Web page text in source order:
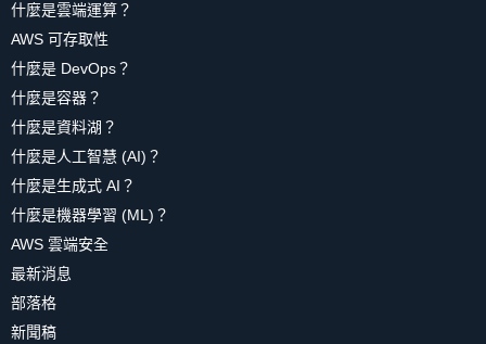
什麼是雲端運算？
AWS 可存取性
什麼是 DevOps？
什麼是容器？
什麼是資料湖？
什麼是人工智慧 (AI)？
什麼是生成式 AI？
什麼是機器學習 (ML)？
AWS 雲端安全
最新消息
部落格
新聞稿